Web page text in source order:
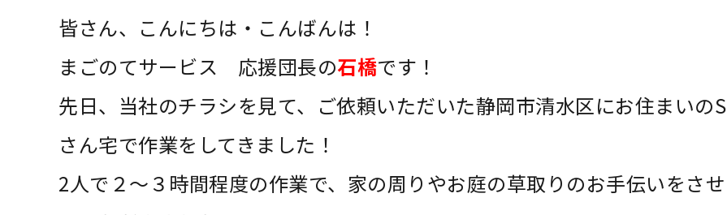
皆さん、こんにちは・こんばんは！
まごのてサービス 応援団長の石橋です！
先日、当社のチラシを見て、ご依頼いただいた静岡市清水区にお住まいのS
さん宅で作業をしてきました！
2人で２～３時間程度の作業で、家の周りやお庭の草取りのお手伝いをさせ